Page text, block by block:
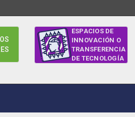
ESPACIOS DE
INNOVACIÓN O
TRANSFERENCIA
DE TECNOLOGÍA